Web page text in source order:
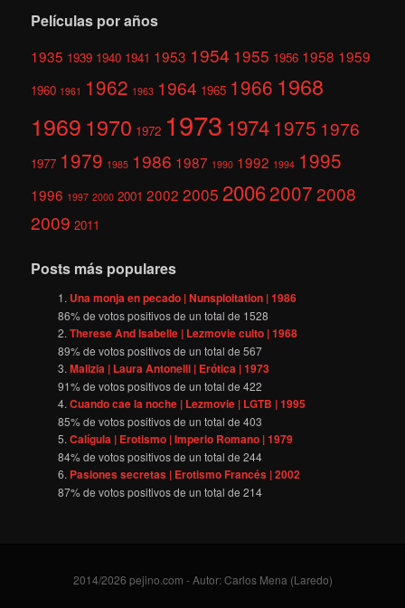
Películas por años
1935 1939 1940 1941 1953 1954 1955 1956 1958 1959
1960 1961 1962 1963 1964 1965 1966 1968
1969 1970 1972 1973 1974 1975 1976
1977 1979 1985 1986 1987 1990 1992 1994 1995
1996 1997 2000 2001 2002 2005 200620072008
2009 2011
Posts más populares
Una monja en pecado | Nunsploitation | 1986
86% de votos positivos de un total de 1528
Therese And Isabelle | Lezmovie culto | 1968
89% de votos positivos de un total de567
Malizia | Laura Antonelli | Erótica | 1973
91% de votos positivos de un total de422
Cuando cae la noche | Lezmovie | LGTB | 1995
85% de votos positivos de un total de403
Calígula | Erotismo | Imperio Romano | 1979
84% de votos positivos de un total de244
Pasiones secretas | Erotismo Francés | 2002
87% de votos positivos de un total de214
2014/2026 pejino.com - Autor: Carlos Mena (Laredo)